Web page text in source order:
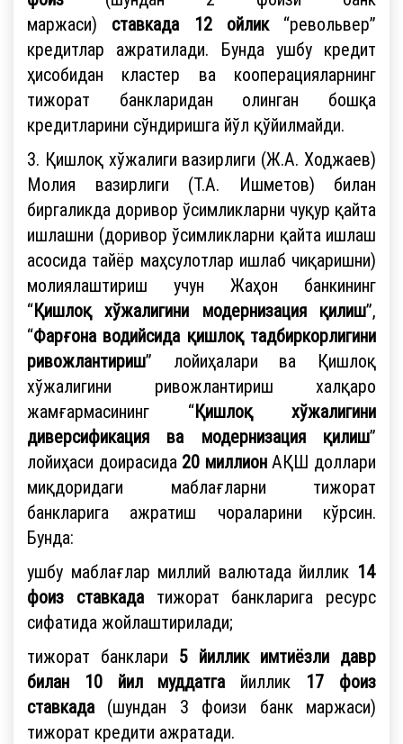
маржаси) ставкада 12 ойлик“револьвер”
кредитлар ажратилади. Бунда ушбу кредит
ҳисобидан кластер ва кооперацияларнинг
тижорат банкларидан олинган бошқа
кредитларини сўндиришга йўл қўйилмайди.
3. Қишлоқ хўжалиги вазирлиги (Ж.А. Ходжаев)
Молия вазирлиги (Т.А. Ишметов) билан
биргаликда доривор ўсимликларни чуқур қайта
ишлашни (доривор ўсимликларни қайта ишлаш
асосида тайёр маҳсулотлар ишлаб чиқаришни)
молиялаштириш учун Жаҳон банкининг
“Қишлоқ хўжалигини модернизация қилиш”,
“Фарғона водийсида қишлоқ тадбиркорлигини
ривожлантириш” лойиҳалари ва Қишлоқ
хўжалигини ривожлантириш халқаро
жамғармасининг “Қишлоқ хўжалигини
диверсификация ва модернизация қилиш”
лойиҳаси доирасида 20 миллионАҚШ доллари
миқдоридаги маблағларни тижорат
банкларига ажратиш чораларини кўрсин.
Бунда:
ушбу маблағлар миллий валютада йиллик 14
фоиз ставкада тижорат банкларига ресурс
сифатида жойлаштирилади;
тижорат банклари 5 йиллик имтиёзли давр
билан 10 йил муддатга йиллик 17 фоиз
ставкада (шундан 3 фоизи банк маржаси)
тижорат кредити ажратади.